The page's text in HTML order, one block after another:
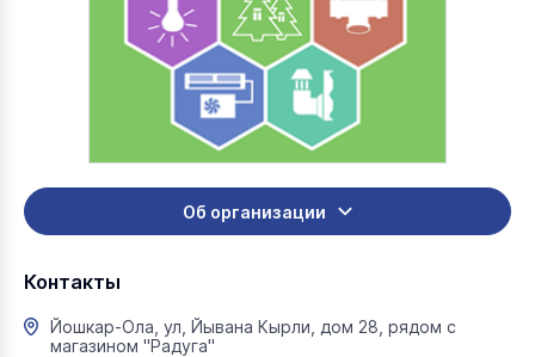
Об организации
Контакты
Йошкар-Ола, ул, Йывана Кырли, дом 28, рядом с
магазином "Радуга"